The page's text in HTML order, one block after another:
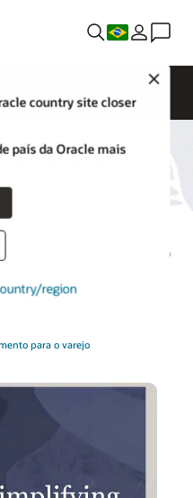
country site closer
país da Oracle mais
region
no
os canais e otimize o processo
na cadeia de
árvores de decisão do
de varejo.
para o varejo